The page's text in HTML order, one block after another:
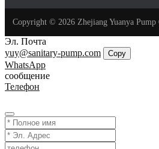
Copyright © 2026 Zhejiang Yuanya
Эл. Почта
yuy@sanitary-pump.com
Copy
WhatsApp
сообщение
Телефон